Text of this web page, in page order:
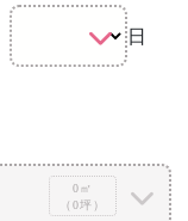
日
0㎡
（0坪）